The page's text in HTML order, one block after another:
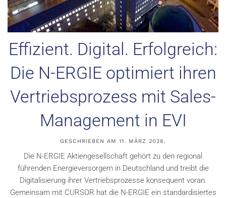
Effizient. Digital. Erfolgreich:
Die N-ERGIE optimiert ihren
Vertriebsprozess mit Sales-
Management in EVI
GESCHRIEBEN AM 11. MÄRZ 2026.
Die N-ERGIE Aktiengesellschaft gehört zu den regional
führenden Energieversorgern in Deutschland und treibt die
Digitalisierung ihrer Vertriebsprozesse konsequent voran.
Gemeinsam mit CURSOR hat die N-ERGIE ein standardisiertes